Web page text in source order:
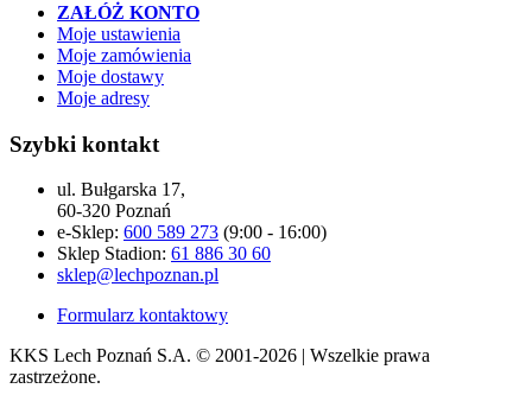
ZAŁÓŻ KONTO
Moje ustawienia
Moje zamówienia
Moje dostawy
Moje adresy
Szybki kontakt
ul. Bułgarska 17,
60-320 Poznań
e-Sklep: 600 589 273 (9:00 - 16:00)
Sklep Stadion: 61 886 30 60
sklep@lechpoznan.pl
Formularz kontaktowy
KKS Lech Poznań S.A. © 2001-2026 | Wszelkie prawa
zastrzeżone.